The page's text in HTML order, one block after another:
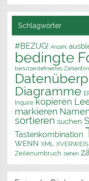
Schlagwörter
#BEZUG! Anzahl
bedingte
benutzerdefiniertes
Diagramme
Inquire kopieren
markieren
sortieren suchen
Tastenkombination
WENN XML XVERWEIS
Zeilenumbruch ziehen